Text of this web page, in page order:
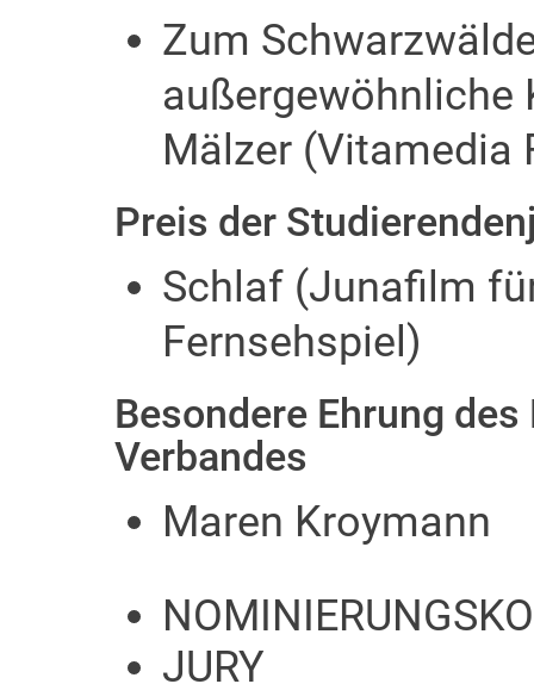
Zum
außergewöhnliche
Mälzer (Vitamedia
Preis der
Schlaf (Junafilm
Fernsehspiel)
Besondere Ehrung
Verbandes
Maren Kroymann
JURY